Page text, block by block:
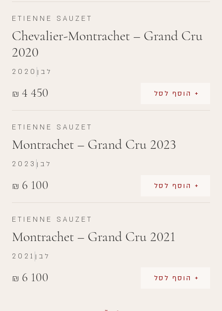
ETIENNE SAUZET
Chevalier-Montrachet – Grand Cru
2020
₪ 4 450 + הוסף לסל
2020 לבן
ETIENNE SAUZET
Montrachet – Grand Cru 2023
₪ 6 100 + הוסף לסל
2023 לבן
ETIENNE SAUZET
Montrachet – Grand Cru 2021
₪ 6 100 + הוסף לסל
2021 לבן